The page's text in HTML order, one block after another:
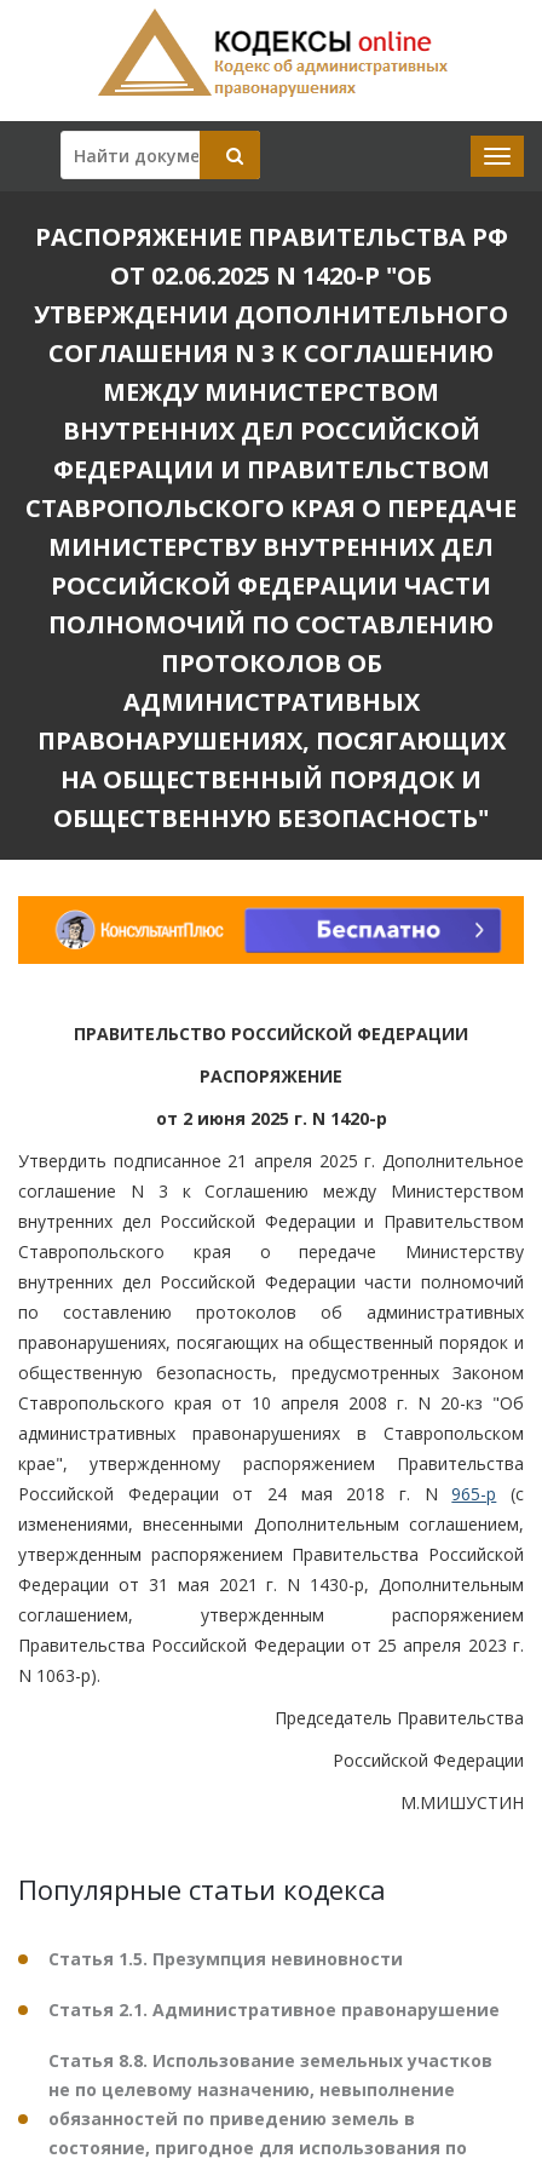
РАСПОРЯЖЕНИЕ ПРАВИТЕЛЬСТВА РФ
ОТ 02.06.2025 N 1420-Р "ОБ
УТВЕРЖДЕНИИ ДОПОЛНИТЕЛЬНОГО
СОГЛАШЕНИЯ N 3 К СОГЛАШЕНИЮ
МЕЖДУ МИНИСТЕРСТВОМ
ВНУТРЕННИХ ДЕЛ РОССИЙСКОЙ
ФЕДЕРАЦИИ И ПРАВИТЕЛЬСТВОМ
СТАВРОПОЛЬСКОГО КРАЯ О ПЕРЕДАЧЕ
МИНИСТЕРСТВУ ВНУТРЕННИХ ДЕЛ
РОССИЙСКОЙ ФЕДЕРАЦИИ ЧАСТИ
ПОЛНОМОЧИЙ ПО СОСТАВЛЕНИЮ
ПРОТОКОЛОВ ОБ
АДМИНИСТРАТИВНЫХ
ПРАВОНАРУШЕНИЯХ, ПОСЯГАЮЩИХ
НА ОБЩЕСТВЕННЫЙ ПОРЯДОК И
ОБЩЕСТВЕННУЮ БЕЗОПАСНОСТЬ"
ПРАВИТЕЛЬСТВО РОССИЙСКОЙ ФЕДЕРАЦИИ
РАСПОРЯЖЕНИЕ
от 2 июня 2025 г. N 1420-р
Утвердить подписанное 21 апреля 2025 г. Дополнительное
соглашение N 3 к Соглашению между Министерством
внутренних дел Российской Федерации и Правительством
Ставропольского края о передаче Министерству
внутренних дел Российской Федерации части полномочий
по составлению протоколов об административных
правонарушениях, посягающих на общественный порядок и
общественную безопасность, предусмотренных Законом
Ставропольского края от 10 апреля 2008 г. N 20-кз "Об
административных правонарушениях в Ставропольском
крае", утвержденному распоряжением Правительства
Российской Федерации от 24 мая 2018 г. N965-р (с
изменениями, внесенными Дополнительным соглашением,
утвержденным распоряжением Правительства Российской
Федерации от 31 мая 2021 г. N 1430-р, Дополнительным
соглашением, утвержденным распоряжением
Правительства Российской Федерации от 25 апреля 2023 г.
N 1063-р).
Председатель Правительства
Российской Федерации
М.МИШУСТИН
Популярные статьи кодекса
Статья 1.5. Презумпция невиновности
Статья 2.1. Административное правонарушение
Статья 8.8. Использование земельных участков
не по целевому назначению, невыполнение
обязанностей по приведению земель в
состояние, пригодное для использования по